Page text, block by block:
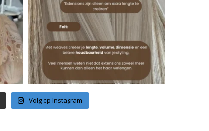
Volg op Instagram